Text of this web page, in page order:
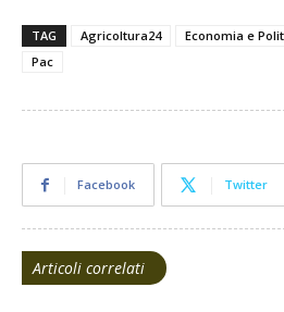
TAG Agricoltura24 Economia e
Pac
Facebook Twitter
Articoli correlati